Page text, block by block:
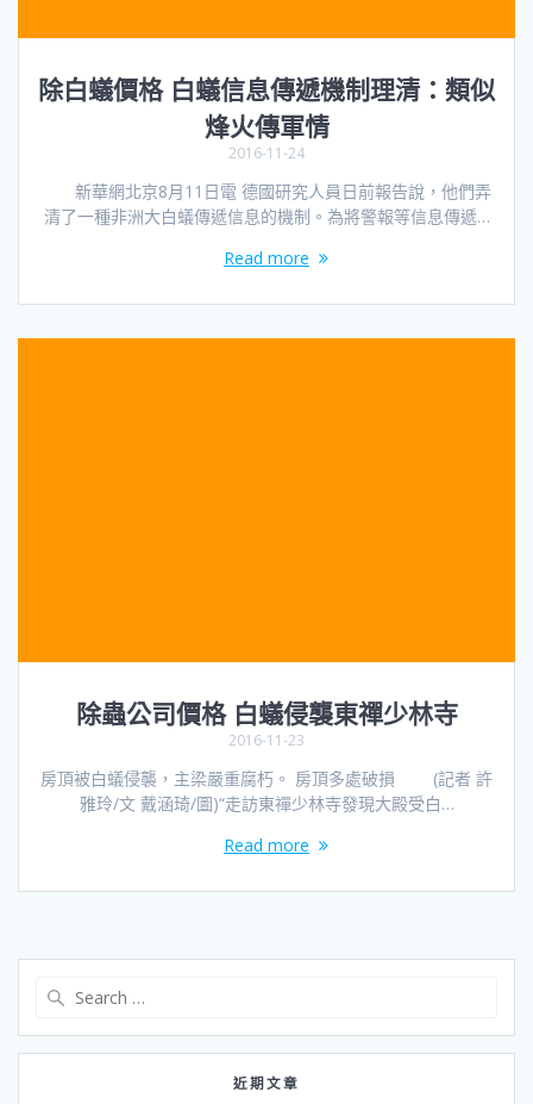
除白蟻價格 白蟻信息傳遞機制理清：類似
烽火傳軍情
2016-11-24
新華網北京8月11日電 德國研究人員日前報告說，他們弄
清了一種非洲大白蟻傳遞信息的機制。為將警報等信息傳遞…
Read more
除蟲公司價格 白蟻侵襲東禪少林寺
2016-11-23
房頂被白蟻侵襲，主梁嚴重腐朽。 房頂多處破損 (記者 許
雅玲/文 戴涵琦/圖)“走訪東禪少林寺發現大殿受白…
Read more
近期文章